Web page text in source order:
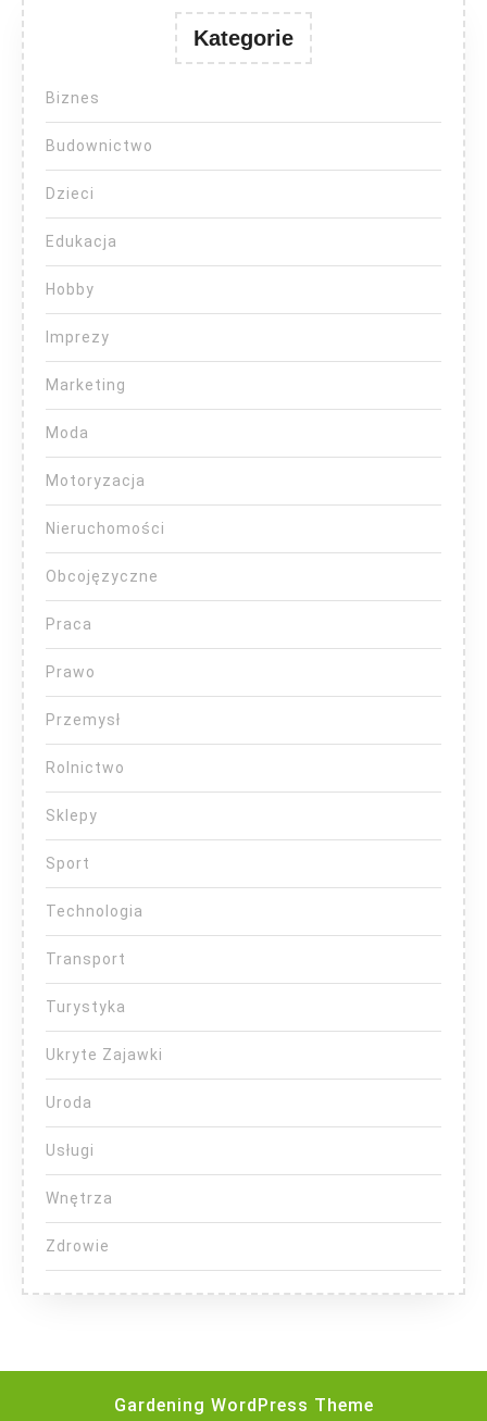
Kategorie
Biznes
Budownictwo
Dzieci
Edukacja
Hobby
Imprezy
Marketing
Moda
Motoryzacja
Nieruchomości
Obcojęzyczne
Praca
Prawo
Przemysł
Rolnictwo
Sklepy
Sport
Technologia
Transport
Turystyka
Ukryte Zajawki
Uroda
Usługi
Wnętrza
Zdrowie
Gardening WordPress Theme